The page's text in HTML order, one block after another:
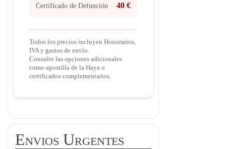
Certificado de Defunción 40 €
Todos los precios incluyen Honorarios,
IVA y gastos de envío.
Consulte las opciones adicionales
como apostilla de la Haya o
certificados complementarios.
Envios Urgentes